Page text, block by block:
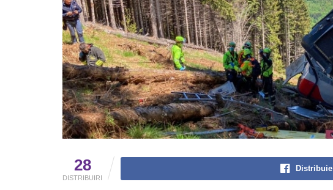
28
DISTRIBUIRI
Distribuie